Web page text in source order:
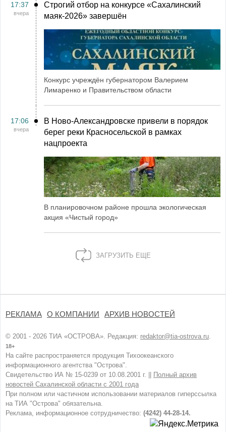
17:37
вчера
Строгий отбор на конкурсе «Сахалинский
маяк‑2026» завершён
Конкурс учреждён губернатором Валерием
Лимаренко и Правительством области
17:06
вчера
В Ново-Александровске привели в порядок
берег реки Красносельской в рамках
нацпроекта
В планировочном районе прошла экологическая
акция «Чистый город»
ЗАГРУЗИТЬ ЕЩЕ
РЕКЛАМА О КОМПАНИИ АРХИВ НОВОСТЕЙ
© 2001 - 2026 ТИА «ОСТРОВА». Редакция: redaktor@tia-ostrova.ru.
18+
На сайте распространяется продукция Тихоокеанского
информационного агентства "Острова".
Свидетельство ИА № 15-0239 от 10.08.2001 г. ||
Полный архив
новостей Сахалинской области с 2001 года
При полном или частичном использовании материалов гиперссылка
на ТИА "Острова" обязательна.
Реклама, информационное сотрудничество: (4242) 44-28-14.